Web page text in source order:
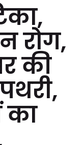
रोग,
की
का